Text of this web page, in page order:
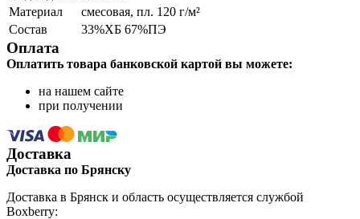
Материал
смесовая, пл. 120 г/м²
Состав
33%ХБ 67%ПЭ
Оплата
Оплатить товара банковской картой вы можете:
на нашем сайте
при получении
Доставка
Доставка по Брянску
Доставка в Брянск и область осуществляется службой
Boxberry: